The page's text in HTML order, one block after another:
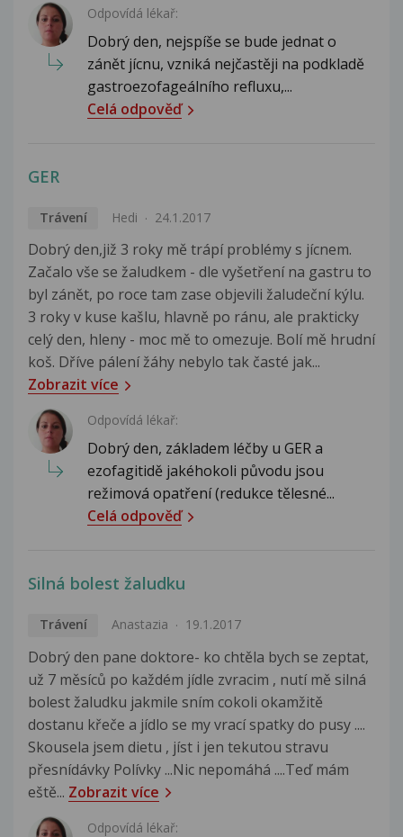
Odpovídá lékař:
Dobrý den, nejspíše se bude jednat o
zánět jícnu, vzniká nejčastěji na podkladě
gastroezofageálního refluxu,...
Celá odpověď
GER
Trávení Hedi 24.1.2017
Dobrý den,již 3 roky mě trápí problémy s jícnem.
Začalo vše se žaludkem - dle vyšetření na gastru to
byl zánět, po roce tam zase objevili žaludeční kýlu.
3 roky v kuse kašlu, hlavně po ránu, ale prakticky
celý den, hleny - moc mě to omezuje. Bolí mě hrudní
koš. Dříve pálení žáhy nebylo tak časté jak...
Zobrazit více
Odpovídá lékař:
Dobrý den, základem léčby u GER a
ezofagitidě jakéhokoli původu jsou
režimová opatření (redukce tělesné...
Celá odpověď
Silná bolest žaludku
Trávení Anastazia 19.1.2017
Dobrý den pane doktore- ko chtěla bych se zeptat,
už 7 měsíců po každém jídle zvracim , nutí mě silná
bolest žaludku jakmile sním cokoli okamžitě
dostanu křeče a jídlo se my vrací spatky do pusy ....
Skousela jsem dietu , jíst i jen tekutou stravu
přesnídávky Polívky ...Nic nepomáhá ....Teď mám
eště... Zobrazit více
Odpovídá lékař: